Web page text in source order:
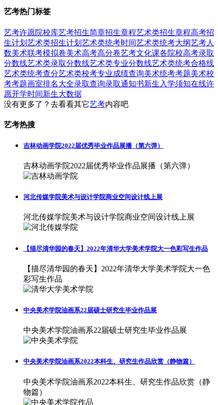
艺考热门标签
艺考许愿院校库艺考招生简章招生章程艺术类招生章程高考招
生计划艺术类招生计划艺术类统考时间艺术类统考大纲艺考人
数美术联考模拟卷美术高考高分卷艺考文化课各院校高考录取
分数线艺术类录取分数线艺术类专业分数线艺术类统考合格线
艺术类统考查分艺术类校考专业成绩查询美术统考考题美术校
考考题画室排名大全录取查询录取通知书新生入学须知在线许
愿开学时间新生大数据
没有更多了？去看看其它艺考内容吧
艺考热搜
吉林动画学院2022届优秀毕业作品展播（第六弹）
吉林动画学院2022届优秀毕业作品展播（第六弹）
河北传媒学院美术与设计学院商业空间设计线上展
河北传媒学院美术与设计学院商业空间设计线上展
【描尽清华园的春天】2022年清华大学美术学院大一色彩写生作品
【描尽清华园的春天】2022年清华大学美术学院大一色
彩写生作品
中央美术学院油画系22届硕士研究生毕业作品展
中央美术学院油画系22届硕士研究生毕业作品展
中央美术学院油画系2022本科生、研究生作品欣赏（静物篇）
中央美术学院油画系2022本科生、研究生作品欣赏（静
物篇）